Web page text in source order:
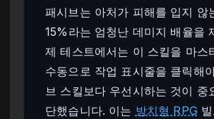
패시브는 아처가 피해를 입지 않
15%라는 엄청난 데미지 배율을
제 테스트에서는 이 스킬을 마스
수동으로 작업 표시줄을 클릭해
브 스킬보다 우선시하는 것이 중
단했습니다. 이는 방치형 RPG빌